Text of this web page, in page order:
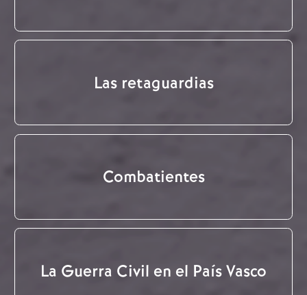
Las retaguardias
Combatientes
La Guerra Civil en el País Vasco